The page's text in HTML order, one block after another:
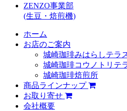
ZENZO事業部
(生豆・焙煎機)
ホーム
お店のご案内
城崎珈琲みはらしテラ
城崎珈琲コウノトリテ
城崎珈琲焙煎所
商品ラインナップ
お取り寄せ
会社概要